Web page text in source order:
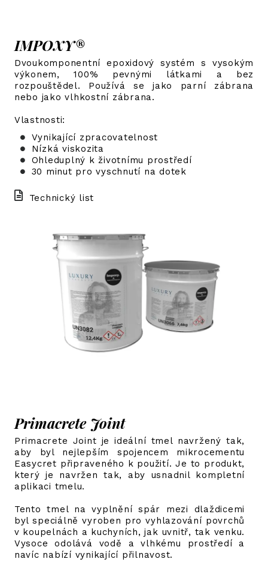
IMPOXY®
Dvoukomponentní epoxidový systém s vysokým
výkonem, 100% pevnými látkami a bez
rozpouštědel. Používá se jako parní zábrana
nebo jako vlhkostní zábrana.
Vlastnosti:
Vynikající zpracovatelnost
Nízká viskozita
Ohleduplný k životnímu prostředí
30 minut pro vyschnutí na dotek
Technický list
Primacrete Joint
Primacrete Joint je ideální tmel navržený tak,
aby byl nejlepším spojencem mikrocementu
Easycret připraveného k použití. Je to produkt,
který je navržen tak, aby usnadnil kompletní
aplikaci tmelu.
Tento tmel na vyplnění spár mezi dlaždicemi
byl speciálně vyroben pro vyhlazování povrchů
v koupelnách a kuchyních, jak uvnitř, tak venku.
Vysoce odolává vodě a vlhkému prostředí a
navíc nabízí vynikající přilnavost.